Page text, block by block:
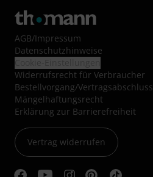
AGB/Impressum
Datenschutzhinweise
Widerrufsrecht für Verbraucher
Bestellvorgang/Vertragsabschluss
Mängelhaftungsrecht
Erklärung zur Barrierefreiheit
Vertrag widerrufen